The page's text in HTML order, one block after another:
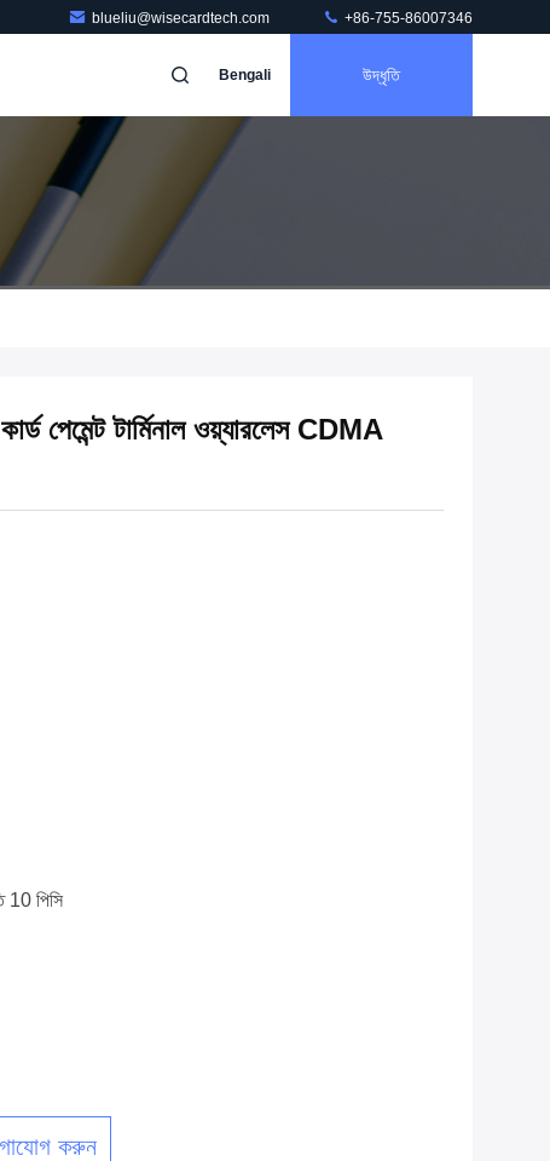
blueliu@wisecardtech.com +86-755-86007346
Bengali উদ্ধৃতি
টার্মিনাল ওয়্যারলেস CDMA
10 পিসি
করুন